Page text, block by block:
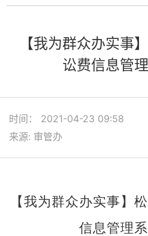
【我为群众办实事
讼费信息管
时间： 2021-04-23 09:58
来源: 审管办
【我为群众办实事】
信息管理